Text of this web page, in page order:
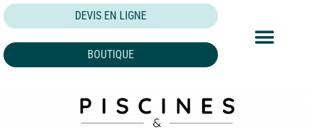
DEVIS EN LIGNE
BOUTIQUE